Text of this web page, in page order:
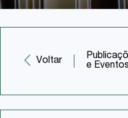
Voltar
e Eventos